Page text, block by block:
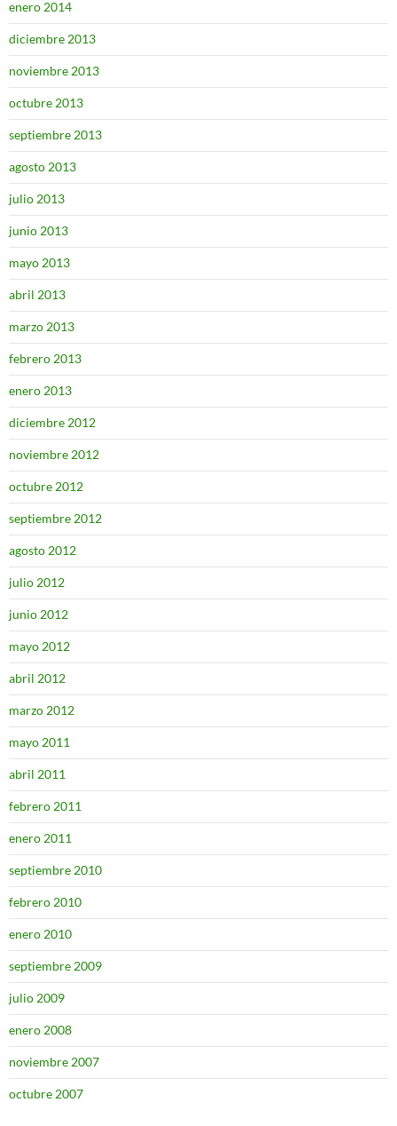
enero 2014
diciembre 2013
noviembre 2013
octubre 2013
septiembre 2013
agosto 2013
julio 2013
junio 2013
mayo 2013
abril 2013
marzo 2013
febrero 2013
enero 2013
diciembre 2012
noviembre 2012
octubre 2012
septiembre 2012
agosto 2012
julio 2012
junio 2012
mayo 2012
abril 2012
marzo 2012
mayo 2011
abril 2011
febrero 2011
enero 2011
septiembre 2010
febrero 2010
enero 2010
septiembre 2009
julio 2009
enero 2008
noviembre 2007
octubre 2007